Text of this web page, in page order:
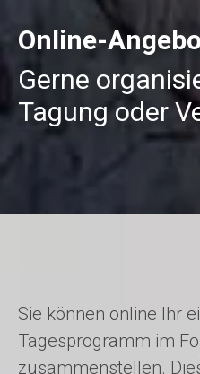
Online-
Gerne
Tagung oder
Sie können online Ihr
Tagesprogramm im
zusammenstellen.